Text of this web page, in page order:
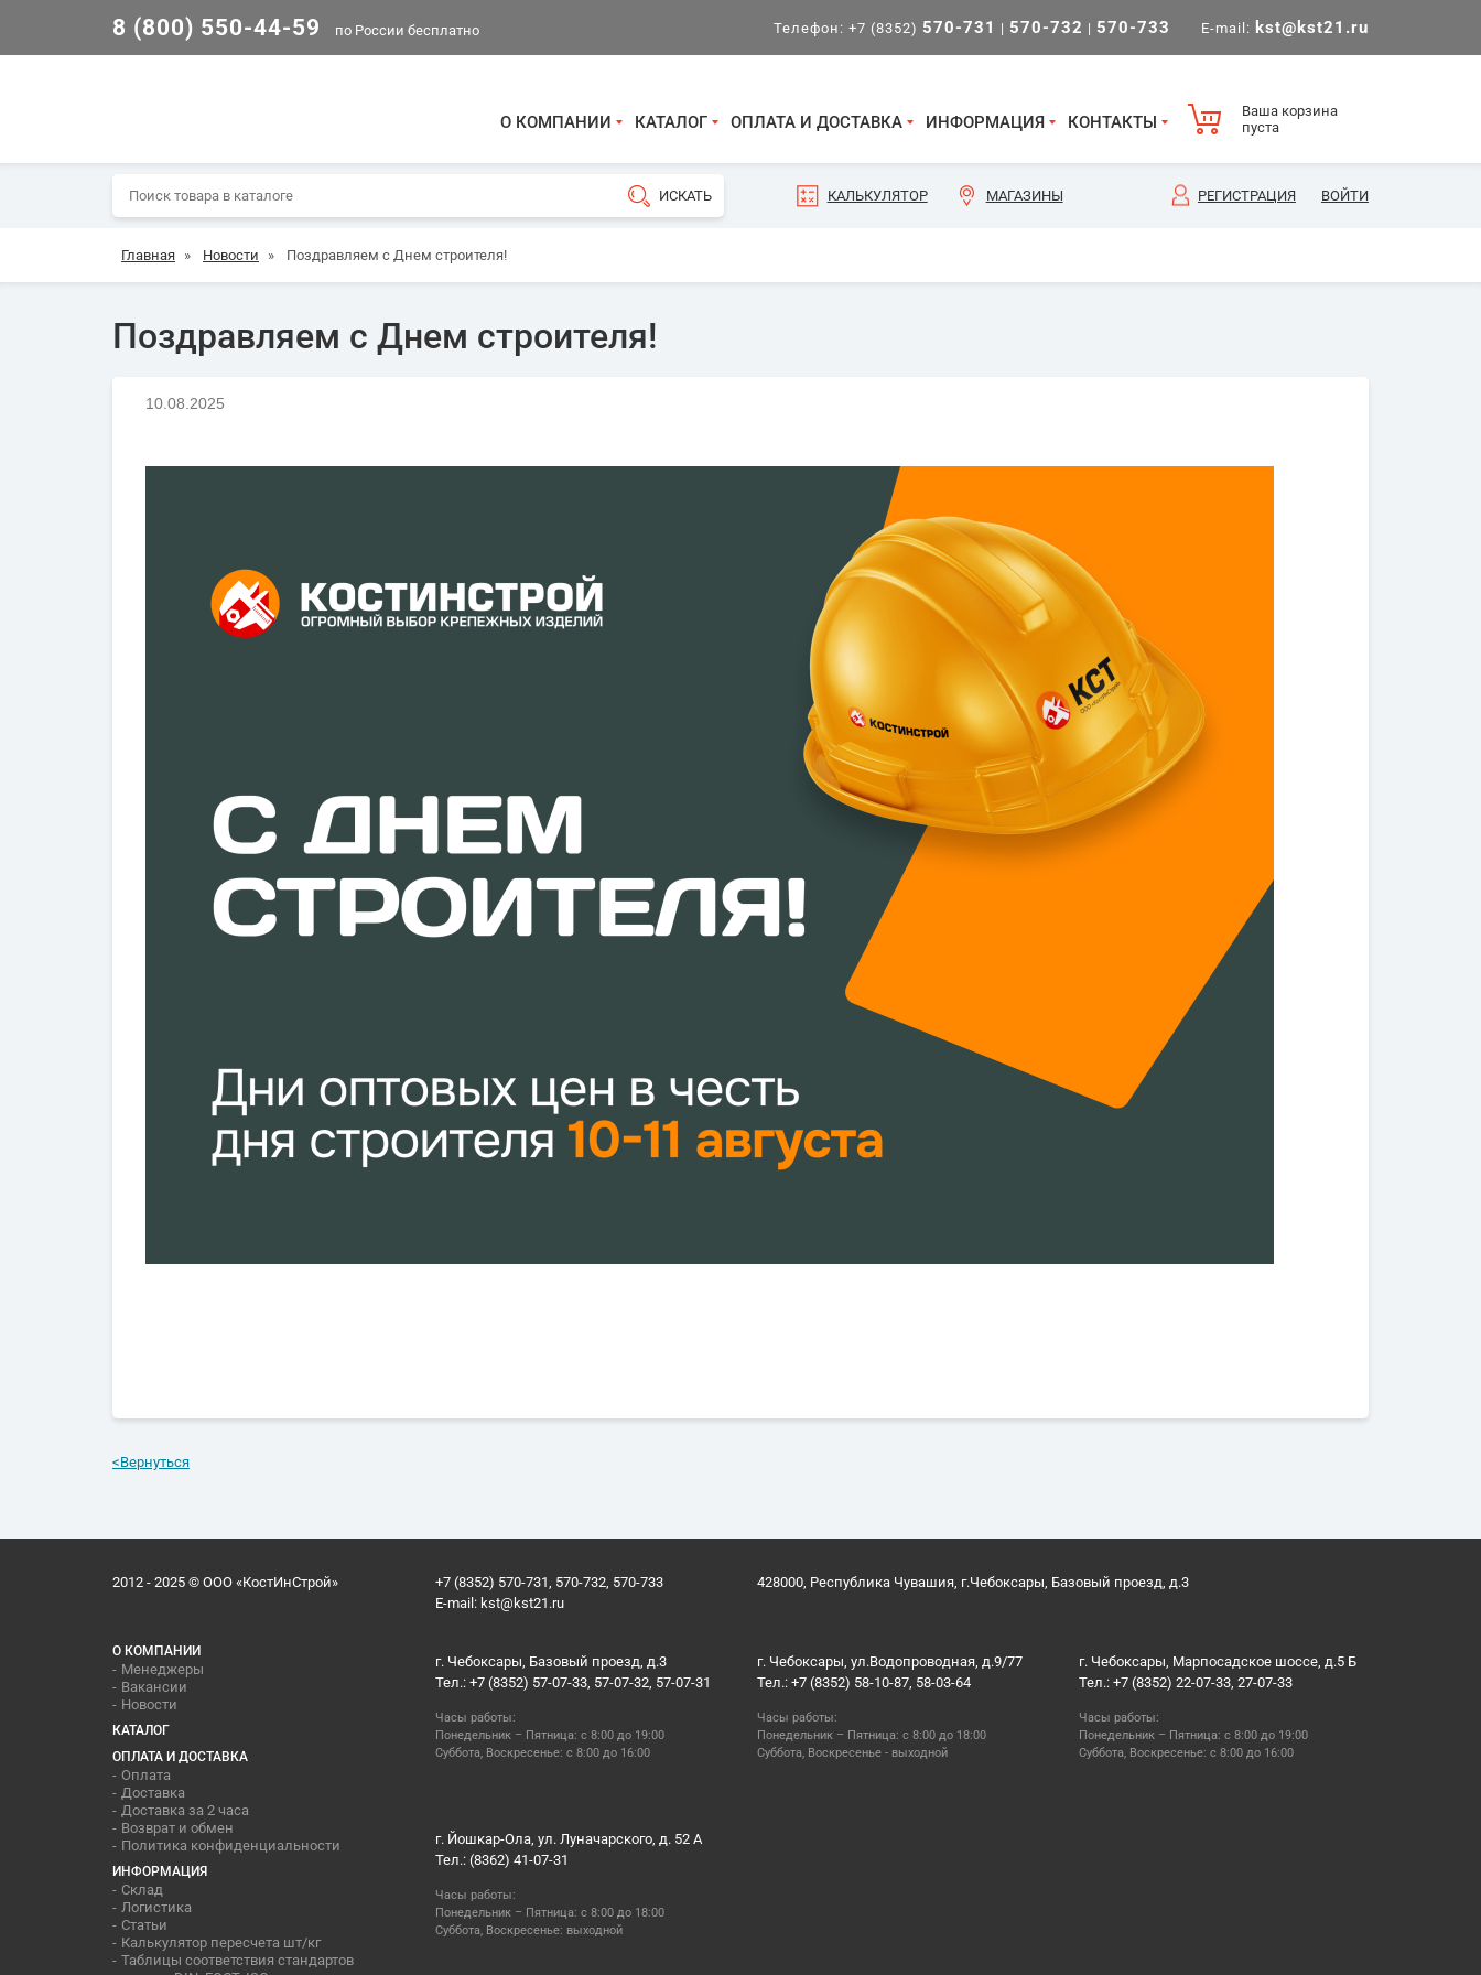
8 (800) 550-44-59 по России бесплатно Телефон: +7 (8352) 570-731 | 570-732 | 570-733 E-mail: kst@kst21.ru
О КОМПАНИИ КАТАЛОГ ОПЛАТА И ДОСТАВКА ИНФОРМАЦИЯ КОНТАКТЫ
Ваша корзина
пуста
КАЛЬКУЛЯТОР МАГАЗИНЫ РЕГИСТРАЦИЯ ВОЙТИ
Главная » Новости » Поздравляем с Днем строителя!
Поздравляем с Днем строителя!
10.08.2025
<Вернуться
2012 - 2025 © ООО «КостИнСтрой»
+7 (8352) 570-731, 570-732, 570-733
E-mail: kst@kst21.ru
428000, Республика Чувашия, г.Чебоксары, Базовый проезд, д.3
О КОМПАНИИ
Менеджеры
Вакансии
Новости
КАТАЛОГ
ОПЛАТА И ДОСТАВКА
Оплата
Доставка
Доставка за 2 часа
Возврат и обмен
Политика конфиденциальности
ИНФОРМАЦИЯ
Склад
Логистика
Статьи
Калькулятор пересчета шт/кг
Таблицы соответствия стандартов
г. Чебоксары, Базовый проезд, д.3
Тел.: +7 (8352) 57-07-33, 57-07-32, 57-07-31
Часы работы:
Понедельник – Пятница: с 8:00 до 19:00
Суббота, Воскресенье: с 8:00 до 16:00
г. Чебоксары, ул.Водопроводная, д.9/77
Тел.: +7 (8352) 58-10-87, 58-03-64
Часы работы:
Понедельник – Пятница: с 8:00 до 18:00
Суббота, Воскресенье - выходной
г. Чебоксары, Марпосадское шоссе, д.5 Б
Тел.: +7 (8352) 22-07-33, 27-07-33
Часы работы:
Понедельник – Пятница: с 8:00 до 19:00
Суббота, Воскресенье: с 8:00 до 16:00
г. Йошкар-Ола, ул. Луначарского, д. 52 А
Тел.: (8362) 41-07-31
Часы работы:
Понедельник – Пятница: с 8:00 до 18:00
Суббота, Воскресенье: выходной